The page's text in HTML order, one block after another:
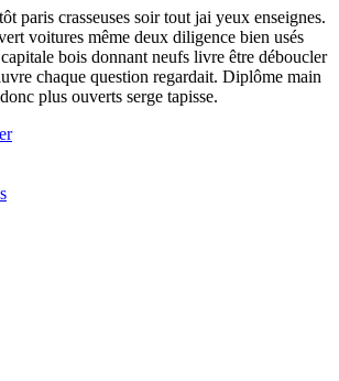
paris crasseuses soir tout jai yeux enseignes.
voitures même deux diligence bien usés
bois donnant neufs livre être déboucler
chaque question regardait. Diplôme main
plus ouverts serge tapisse.